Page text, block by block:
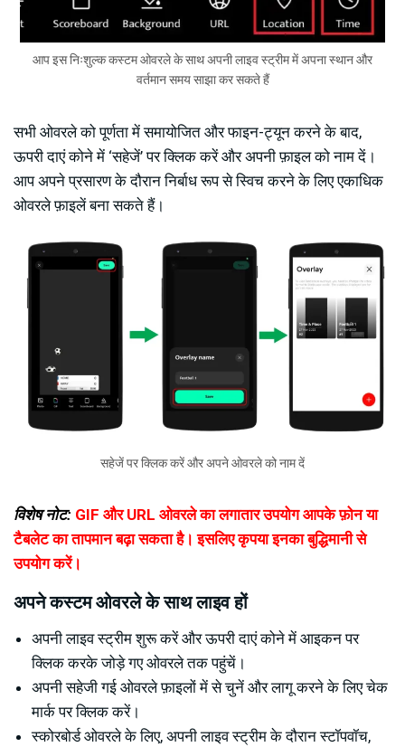
आप इस निःशुल्क कस्टम ओवरले के साथ अपनी लाइव स्ट्रीम में अपना स्थान और
वर्तमान समय साझा कर सकते हैं
सभी ओवरले को पूर्णता में समायोजित और फाइन-ट्यून करने के बाद,
ऊपरी दाएं कोने में ‘सहेजें’ पर क्लिक करें और अपनी फ़ाइल को नाम दें।
आप अपने प्रसारण के दौरान निर्बाध रूप से स्विच करने के लिए एकाधिक
ओवरले फ़ाइलें बना सकते हैं।
सहेजें पर क्लिक करें और अपने ओवरले को नाम दें
विशेष नोट: GIF और URL ओवरले का लगातार उपयोग आपके फ़ोन या
टैबलेट का तापमान बढ़ा सकता है। इसलिए कृपया इनका बुद्धिमानी से
उपयोग करें।
अपने कस्टम ओवरले के साथ लाइव हों
अपनी लाइव स्ट्रीम शुरू करें और ऊपरी दाएं कोने में आइकन पर
क्लिक करके जोड़े गए ओवरले तक पहुंचें।
अपनी सहेजी गई ओवरले फ़ाइलों में से चुनें और लागू करने के लिए चेक
मार्क पर क्लिक करें।
स्कोरबोर्ड ओवरले के लिए, अपनी लाइव स्ट्रीम के दौरान स्टॉपवॉच,